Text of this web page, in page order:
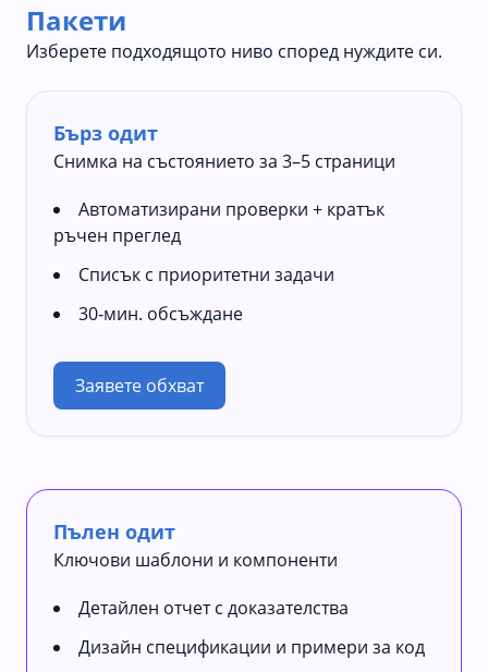
Пакети
Изберете подходящото ниво според нуждите си.
Бърз одит
Снимка на състоянието за 3–5 страници
Автоматизирани проверки + кратък
ръчен преглед
Списък с приоритетни задачи
30‑мин. обсъждане
Заявете обхват
Пълен одит
Ключови шаблони и компоненти
Детайлен отчет с доказателства
Дизайн спецификации и примери за код